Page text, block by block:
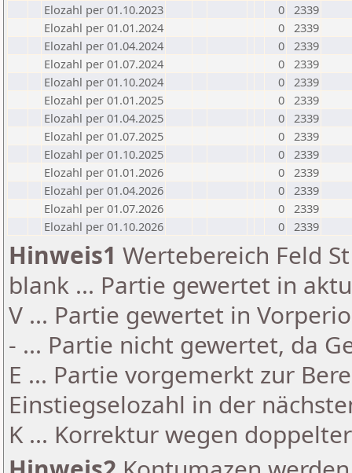
Elozahl per 01.10.2023
0 2339
Elozahl per 01.01.2024
0 2339
Elozahl per 01.04.2024
0 2339
Elozahl per 01.07.2024
0 2339
Elozahl per 01.10.2024
0 2339
Elozahl per 01.01.2025
0 2339
Elozahl per 01.04.2025
0 2339
Elozahl per 01.07.2025
0 2339
Elozahl per 01.10.2025
0 2339
Elozahl per 01.01.2026
0 2339
Elozahl per 01.04.2026
0 2339
Elozahl per 01.07.2026
0 2339
Elozahl per 01.10.2026
0 2339
Hinweis1 Wertebereich Feld
blank ... Partie gewertet in
V ... Partie gewertet in
- ... Partie nicht gewertet, da
E ... Partie vorgemerkt zur
Einstiegselozahl in der
K ... Korrektur wegen